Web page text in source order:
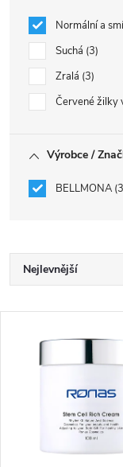
Normální a
Suchá 3
Zralá 3
Červené žilky
Výrobce /
BELLMONA 3
Ř
a
Nejlevnější
Abecedně